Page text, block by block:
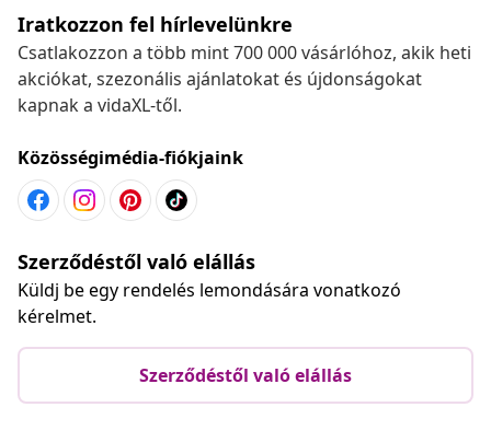
Iratkozzon fel hírlevelünkre
Csatlakozzon a több mint 700 000 vásárlóhoz, akik heti
akciókat, szezonális ajánlatokat és újdonságokat
kapnak a vidaXL-től.
Közösségimédia-fiókjaink
Szerződéstől való elállás
Küldj be egy rendelés lemondására vonatkozó
kérelmet.
Szerződéstől való elállás